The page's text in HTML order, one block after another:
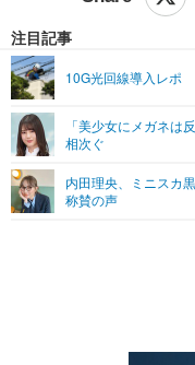
ショッピング
エンタメTOP
グラビア
ショッピング
ライフTOP
リリース一覧
プッシュ通知の停止方法
注目記事
10G光回線導入レポ
「美少女にメガネ
相次ぐ
内田理央、ミニスカ
称賛の声